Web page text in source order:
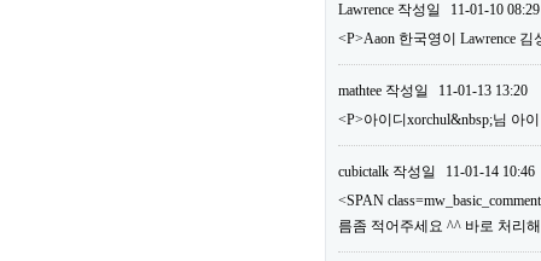
Lawrence 작성일
11-01-10 08:29
<P>Aaon 한국영이 Lawrence
mathtee 작성일
11-01-13 13:20
<P>아이디xorchul&nbsp;님 아
cubictalk 작성일
11-01-14 10:46
<SPAN
름좀 적어주세요 ^^ 바로 처리